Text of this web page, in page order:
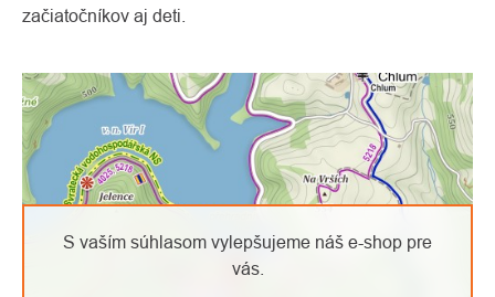
S vaším súhlasom vylepšujeme náš e-shop pre
vás.
začiatočníkov aj deti.